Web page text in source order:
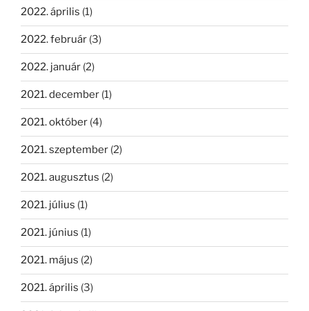
2022. április (1)
2022. február (3)
2022. január (2)
2021. december (1)
2021. október (4)
2021. szeptember (2)
2021. augusztus (2)
2021. július (1)
2021. június (1)
2021. május (2)
2021. április (3)